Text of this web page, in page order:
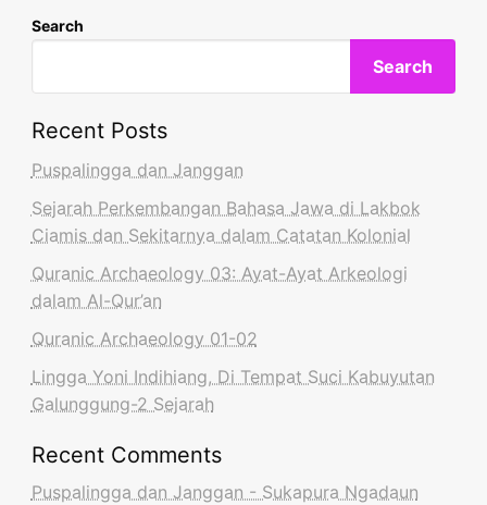
Search
Search
Recent Posts
Puspalingga dan Janggan
Sejarah Perkembangan Bahasa Jawa di Lakbok
Ciamis dan Sekitarnya dalam Catatan Kolonial
Quranic Archaeology 03: Ayat-Ayat Arkeologi
dalam Al-Qur’an
Quranic Archaeology 01-02
Lingga Yoni Indihiang, Di Tempat Suci Kabuyutan
Galunggung-2 Sejarah
Recent Comments
Puspalingga dan Janggan - Sukapura Ngadaun